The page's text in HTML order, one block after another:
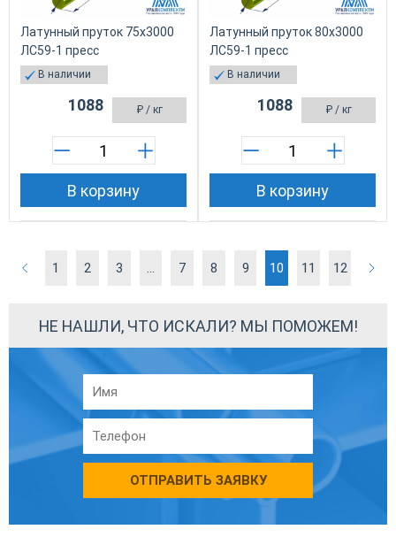
Латунный пруток 75х3000
ЛС59-1 пресс
В наличии
₽ / кг
1088
В корзину
Латунный пруток 80х3000
ЛС59-1 пресс
В наличии
₽ / кг
1088
В корзину
1 2 3 ... 7 8 9 10 11 12
НЕ НАШЛИ, ЧТО ИСКАЛИ? МЫ ПОМОЖЕМ!
ОТПРАВИТЬ ЗАЯВКУ